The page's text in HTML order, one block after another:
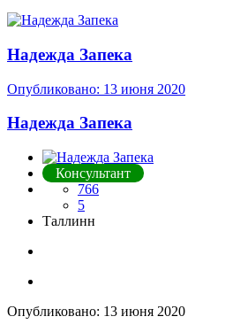
Надежда Запека
Опубликовано: 13 июня 2020
Надежда Запека
Консультант
766
5
Таллинн
Опубликовано: 13 июня 2020